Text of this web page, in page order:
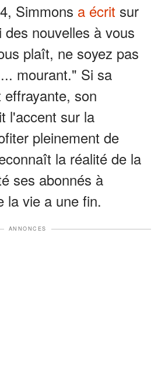
Simmons a écrit sur
nouvelles à vous
plaît, ne soyez pas
mourant." Si sa
son
l'accent sur la
pleinement de
la réalité de la
ses abonnés à
la vie a une fin.
ANNONCES